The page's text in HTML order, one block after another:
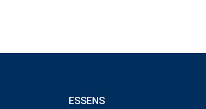
ESSENS